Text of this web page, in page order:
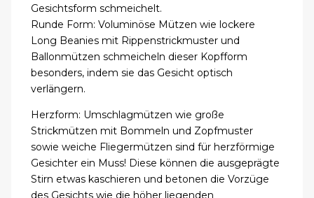
Gesichtsform schmeichelt.
Runde Form: Voluminöse Mützen wie lockere
Long Beanies mit Rippenstrickmuster und
Ballonmützen schmeicheln dieser Kopfform
besonders, indem sie das Gesicht optisch
verlängern.
Herzform: Umschlagmützen wie große
Strickmützen mit Bommeln und Zopfmuster
sowie weiche Fliegermützen sind für herzförmige
Gesichter ein Muss! Diese können die ausgeprägte
Stirn etwas kaschieren und betonen die Vorzüge
des Gesichts wie die höher liegenden